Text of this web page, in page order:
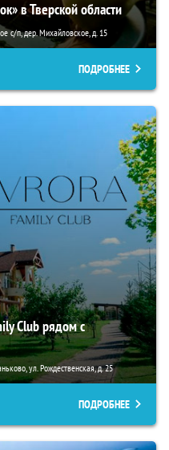
в Тверской области
с/п, дер. Михайловское, д. 15
ПОДРОБНЕЕ
Club рядом с
ул. Рождественская, д. 25
ПОДРОБНЕЕ